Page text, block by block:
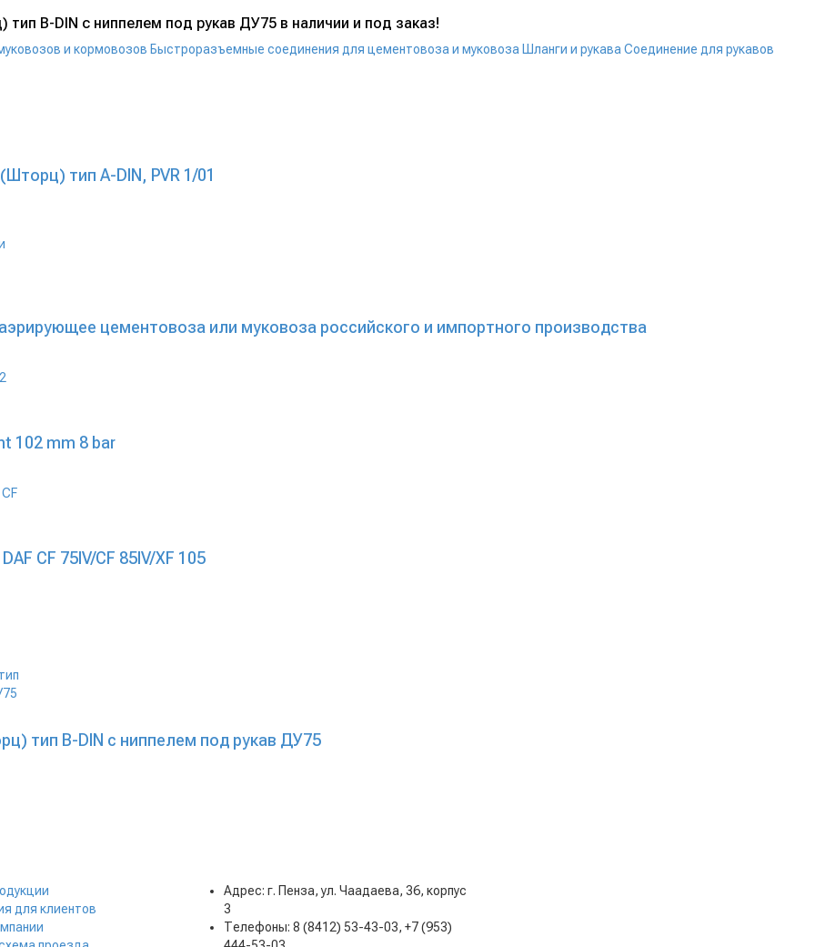
B-DIN с ниппелем под рукав ДУ75 в наличии и под заказ!
и кормовозов Быстроразъемные соединения для цементовоза и муковоза Шланги и рукаваСоединение для рукавов
тип А-DIN, PVR 1/01
цементовоза или муковоза российского и импортного производства
102 mm 8 bar
CF 75IV/CF 85IV/XF 105
тип B-DIN с ниппелем под рукав ДУ75
для клиентов
Адрес: г. Пенза, ул. Чаадаева, 36, корпус
3
Телефоны: 8 (8412) 53-43-03, +7 (953)